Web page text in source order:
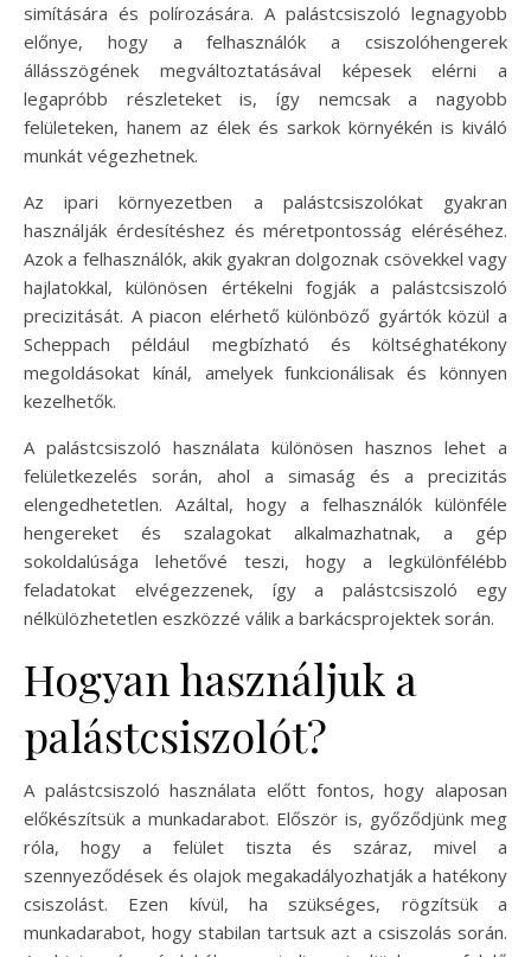
simítására és polírozására. A palástcsiszoló legnagyobb
előnye, hogy a felhasználók a csiszolóhengerek
állásszögének megváltoztatásával képesek elérni a
legapróbb részleteket is, így nemcsak a nagyobb
felületeken, hanem az élek és sarkok környékén is kiváló
munkát végezhetnek.
Az ipari környezetben a palástcsiszolókat gyakran
használják érdesítéshez és méretpontosság eléréséhez.
Azok a felhasználók, akik gyakran dolgoznak csövekkel vagy
hajlatokkal, különösen értékelni fogják a palástcsiszoló
precizitását. A piacon elérhető különböző gyártók közül a
Scheppach például megbízható és költséghatékony
megoldásokat kínál, amelyek funkcionálisak és könnyen
kezelhetők.
A palástcsiszoló használata különösen hasznos lehet a
felületkezelés során, ahol a simaság és a precizitás
elengedhetetlen. Azáltal, hogy a felhasználók különféle
hengereket és szalagokat alkalmazhatnak, a gép
sokoldalúsága lehetővé teszi, hogy a legkülönfélébb
feladatokat elvégezzenek, így a palástcsiszoló egy
nélkülözhetetlen eszközzé válik a barkácsprojektek során.
Hogyan használjuk a
palástcsiszolót?
A palástcsiszoló használata előtt fontos, hogy alaposan
előkészítsük a munkadarabot. Először is, győződjünk meg
róla, hogy a felület tiszta és száraz, mivel a
szennyeződések és olajok megakadályozhatják a hatékony
csiszolást. Ezen kívül, ha szükséges, rögzítsük a
munkadarabot, hogy stabilan tartsuk azt a csiszolás során.